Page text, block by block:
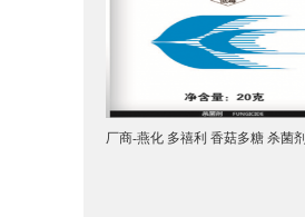
厂商-燕化 多禧利 香菇多糖 杀菌剂